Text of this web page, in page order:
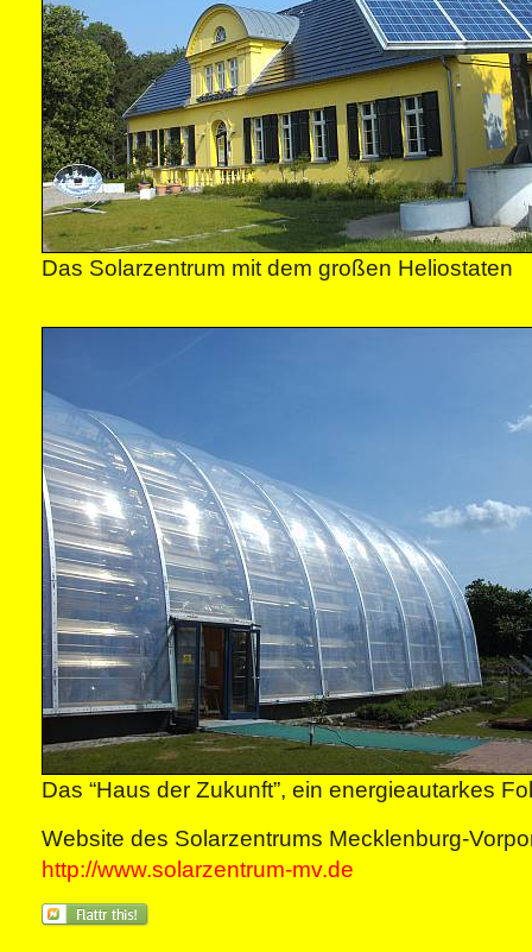
Das Solarzentrum mit dem großen Heliostaten
Das “Haus der Zukunft”, ein energieautarkes
Website des Solarzentrums Mecklenburg-
http://www.solarzentrum-mv.de